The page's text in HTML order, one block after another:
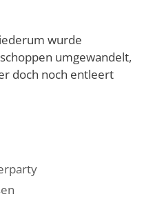
wurde
umgewandelt,
doch noch entleert